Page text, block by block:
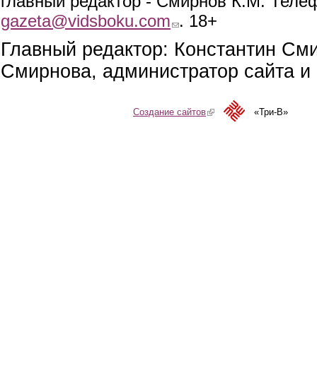
gazeta@vidsboku.com (link sends e-mail)
. 18+
Главный редактор: Константин
Смирнова, администратор сайта
Создание сайтов(link is external)«Три-В»